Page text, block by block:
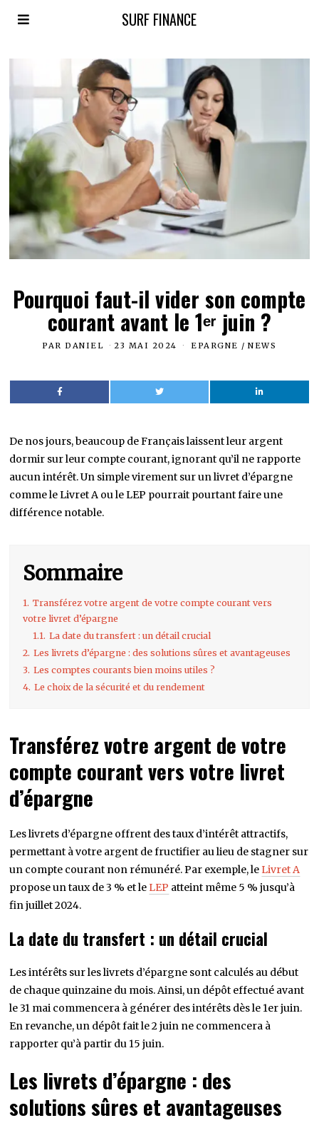
SURF FINANCE
Pourquoi faut-il vider son compte
courant avant le 1ᵉʳ juin ?
PARDANIEL 23 MAI 2024 EPARGNE / NEWS
De nos jours, beaucoup de Français laissent leur argent
dormir sur leur compte courant, ignorant qu’il ne rapporte
aucun intérêt. Un simple virement sur un livret d’épargne
comme le Livret A ou le LEP pourrait pourtant faire une
différence notable.
Sommaire
1. Transférez votre argent de votre compte courant vers
votre livret d’épargne
1.1. La date du transfert : un détail crucial
2. Les livrets d’épargne : des solutions sûres et avantageuses
3. Les comptes courants bien moins utiles ?
4. Le choix de la sécurité et du rendement
Transférez votre argent de votre
compte courant vers votre livret
d’épargne
Les livrets d’épargne offrent des taux d’intérêt attractifs,
permettant à votre argent de fructifier au lieu de stagner sur
un compte courant non rémunéré. Par exemple, le Livret A
propose un taux de 3 % et le LEP atteint même 5 % jusqu’à
fin juillet 2024.
La date du transfert : un détail crucial
Les intérêts sur les livrets d’épargne sont calculés au début
de chaque quinzaine du mois. Ainsi, un dépôt effectué avant
le 31 mai commencera à générer des intérêts dès le 1er juin.
En revanche, un dépôt fait le 2 juin ne commencera à
rapporter qu’à partir du 15 juin.
Les livrets d’épargne : des
solutions sûres et avantageuses